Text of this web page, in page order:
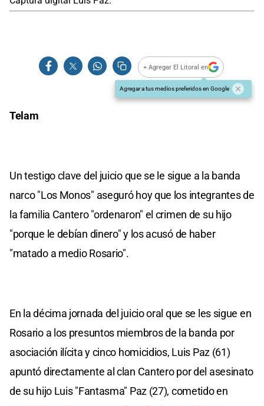
+ Agregar El Litoral en
Agregar a tus medios preferidos en Google
Telam
Un testigo clave del juicio que se le sigue a la banda
narco "Los Monos" aseguró hoy que los integrantes de
la familia Cantero "ordenaron" el crimen de su hijo
"porque le debían dinero" y los acusó de haber
"matado a medio Rosario".
En la décima jornada del juicio oral que se les sigue en
Rosario a los presuntos miembros de la banda por
asociación ilícita y cinco homicidios, Luis Paz (61)
apuntó directamente al clan Cantero por del asesinato
de su hijo Luis "Fantasma" Paz (27), cometido en